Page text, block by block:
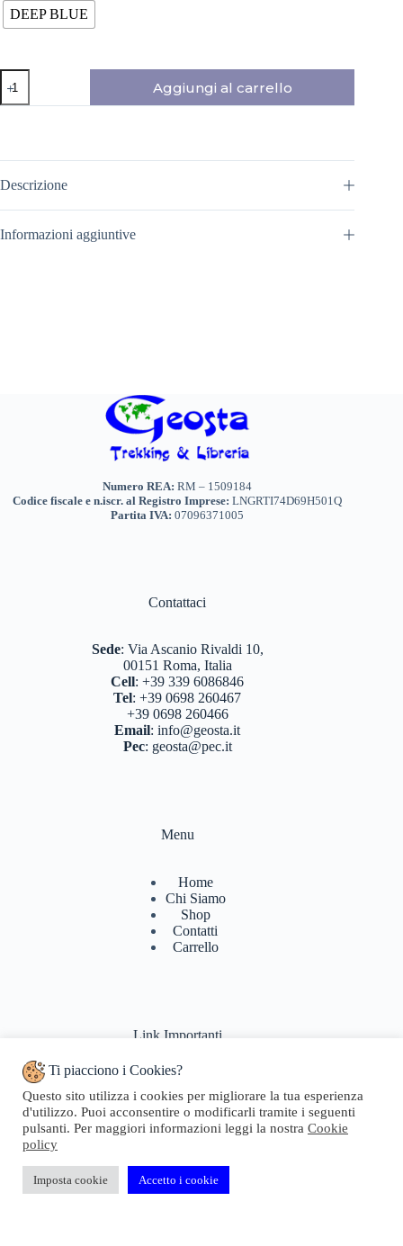
DEEP BLUE
THERMIC
MAGLIA
Aggiungi al carrello
Descrizione
Informazioni aggiuntive
Numero REA:RM – 1509184
Codice fiscale e n.iscr. al Registro Imprese:LNGRTI74D69H501Q
Partita IVA: 07096371005
Contattaci
Sede: Via Ascanio Rivaldi 10,
00151 Roma, Italia
Cell:+39 339 6086846
Tel:+39 0698 260467
+39 0698 260466
Email:info@geosta.it
Pec: geosta@pec.it
Menu
Home
Chi Siamo
Shop
Contatti
Carrello
Link Importanti
Politiche di Reso
Pagamenti & Spedizioni
Termini di utilizzo
Cookie Policy
Domande Frequenti
Copyright © 2024 Geosta di Longhi Rita - Web powered by
Ti piacciono i Cookies?
Questo sito utilizza i cookies per migliorare la tua esperienza
d'utilizzo. Puoi acconsentire o modificarli tramite i seguenti
pulsanti. Per maggiori informazioni leggi la nostra Cookie
policy
Imposta cookie Accetto i cookie